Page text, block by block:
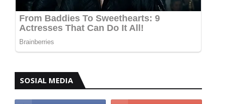
SOSIAL MEDIA